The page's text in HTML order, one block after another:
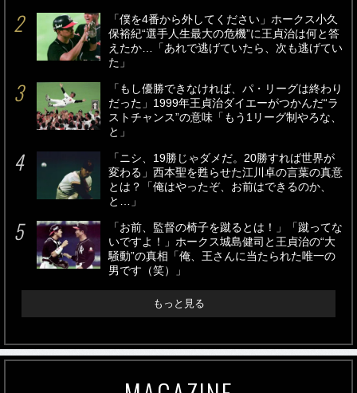
「僕を4番から外してください」ホークス小久
保裕紀“選手人生最大の危機”に王貞治は何と答
えたか…「あれで逃げていたら、次も逃げてい
た」
「もし優勝できなければ、パ・リーグは終わり
だった」1999年王貞治ダイエーがつかんだ“ラ
ストチャンス”の意味「もう1リーグ制やろな、
と」
「ニシ、19勝じゃダメだ。20勝すれば世界が
変わる」西本聖を甦らせた江川卓の言葉の真意
とは？「俺はやったぞ、お前はできるのか、
と…」
「お前、監督の椅子を蹴るとは！」「蹴ってな
いですよ！」ホークス城島健司と王貞治の“大
騒動”の真相「俺、王さんに当たられた唯一の
男です（笑）」
もっと見る